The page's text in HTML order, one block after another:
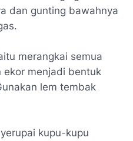
dan gunting bawahnya
merangkai semua
ekor menjadi bentuk
lem tembak
kupu-kupu